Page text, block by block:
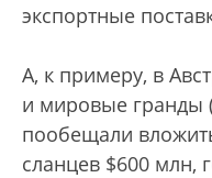
экспортные
А, к примеру, в
и мировые гранды
пообещали
сланцев $600 млн,